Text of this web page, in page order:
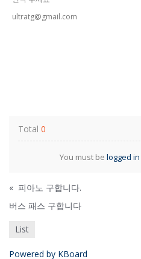
ultratg@gmail.com
Total 0
You must be logged in
« 피아노 구합니다.
버스 패스 구합니다
List
Powered by KBoard